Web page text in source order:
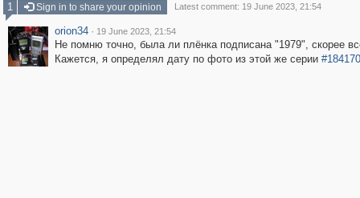
1
Sign in to share your opinion Latest comment: 19 June 2023, 21:54
orion34 · 19 June 2023, 21:54
Не помню точно, была ли плёнка подписана "1979", скорее
Кажется, я определял дату по фото из этой же серии